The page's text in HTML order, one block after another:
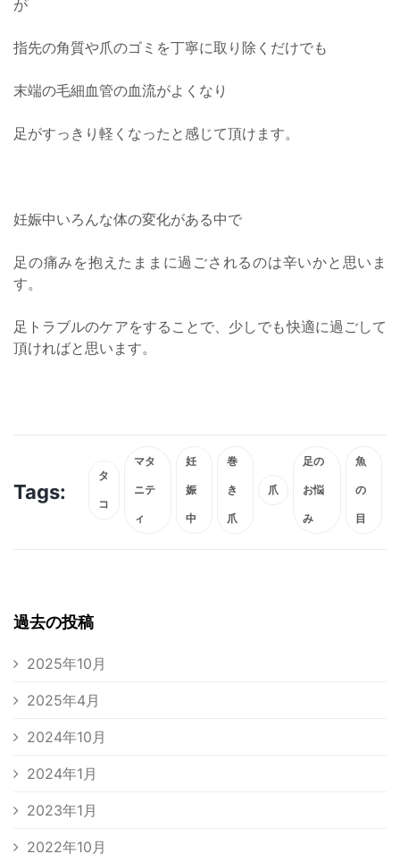
が
指先の角質や爪のゴミを丁寧に取り除くだけでも
末端の毛細血管の血流がよくなり
足がすっきり軽くなったと感じて頂けます。
妊娠中いろんな体の変化がある中で
足の痛みを抱えたままに過ごされるのは辛いかと思いま
す。
足トラブルのケアをすることで、少しでも快適に過ごして
頂ければと思います。
Tags:
タ
コ
マタ
ニテ
ィ
妊
娠
中
巻
き
爪
爪
足の
お悩
み
魚
の
目
過去の投稿
2025年10月
2025年4月
2024年10月
2024年1月
2023年1月
2022年10月